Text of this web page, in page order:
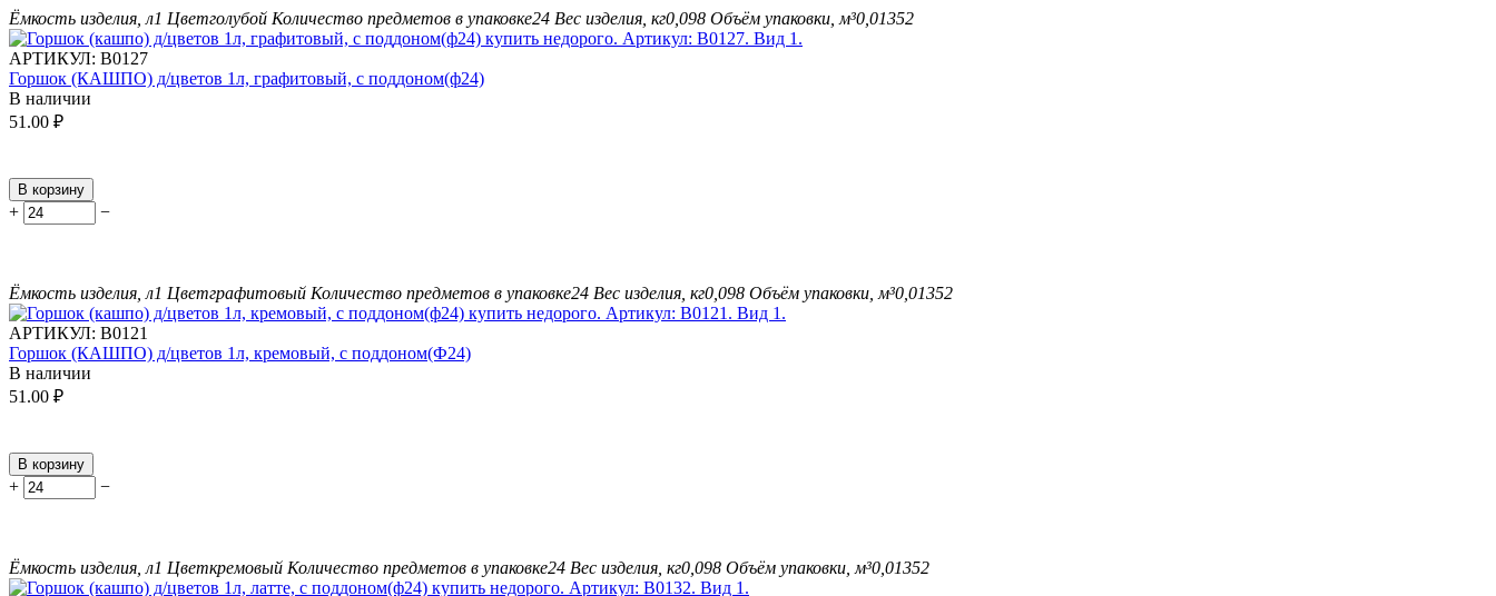
Ёмкость изделия, л1 Цветголубой Количество предметов в упаковке24 Вес изделия, кг0,098 Объём упаковки, м³0,01352
АРТИКУЛ: В0127
Горшок (КАШПО) д/цветов 1л, графитовый, с поддоном(ф24)
В наличии
51.00 ₽
В корзину
+ −
Ёмкость изделия, л1 Цветграфитовый Количество предметов в упаковке24 Вес изделия, кг0,098 Объём упаковки, м³0,01352
АРТИКУЛ: В0121
Горшок (КАШПО) д/цветов 1л, кремовый, с поддоном(Ф24)
В наличии
51.00 ₽
В корзину
+ −
Ёмкость изделия, л1 Цветкремовый Количество предметов в упаковке24 Вес изделия, кг0,098 Объём упаковки, м³0,01352